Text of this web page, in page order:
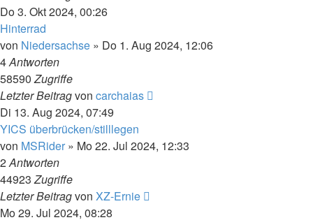
Do 3. Okt 2024, 00:26
Hinterrad
von Niedersachse » Do 1. Aug 2024, 12:06
4Antworten
58590Zugriffe
Letzter Beitragvon carchaias
Di 13. Aug 2024, 07:49
YICS überbrücken/stilllegen
von MSRider » Mo 22. Jul 2024, 12:33
2Antworten
44923Zugriffe
Letzter Beitragvon XZ-Ernie
Mo 29. Jul 2024, 08:28